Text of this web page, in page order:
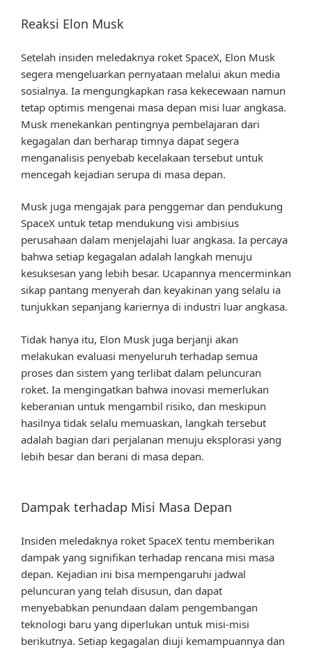
Reaksi Elon Musk
Setelah insiden meledaknya roket SpaceX, Elon Musk
segera mengeluarkan pernyataan melalui akun media
sosialnya. Ia mengungkapkan rasa kekecewaan namun
tetap optimis mengenai masa depan misi luar angkasa.
Musk menekankan pentingnya pembelajaran dari
kegagalan dan berharap timnya dapat segera
menganalisis penyebab kecelakaan tersebut untuk
mencegah kejadian serupa di masa depan.
Musk juga mengajak para penggemar dan pendukung
SpaceX untuk tetap mendukung visi ambisius
perusahaan dalam menjelajahi luar angkasa. Ia percaya
bahwa setiap kegagalan adalah langkah menuju
kesuksesan yang lebih besar. Ucapannya mencerminkan
sikap pantang menyerah dan keyakinan yang selalu ia
tunjukkan sepanjang kariernya di industri luar angkasa.
Tidak hanya itu, Elon Musk juga berjanji akan
melakukan evaluasi menyeluruh terhadap semua
proses dan sistem yang terlibat dalam peluncuran
roket. Ia mengingatkan bahwa inovasi memerlukan
keberanian untuk mengambil risiko, dan meskipun
hasilnya tidak selalu memuaskan, langkah tersebut
adalah bagian dari perjalanan menuju eksplorasi yang
lebih besar dan berani di masa depan.
Dampak terhadap Misi Masa Depan
Insiden meledaknya roket SpaceX tentu memberikan
dampak yang signifikan terhadap rencana misi masa
depan. Kejadian ini bisa mempengaruhi jadwal
peluncuran yang telah disusun, dan dapat
menyebabkan penundaan dalam pengembangan
teknologi baru yang diperlukan untuk misi-misi
berikutnya. Setiap kegagalan diuji kemampuannya dan